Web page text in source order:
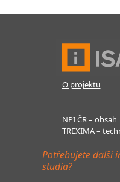
O projektu
NPI ČR – obsah
TREXIMA –
Potřebujete další
studia?